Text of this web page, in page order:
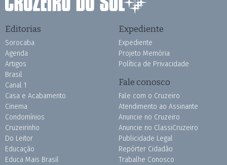
Editorias
Sorocaba
Agenda
Artigos
Brasil
Canal 1
Casa e Acabamento
Cinema
Condomínios
Cruzeirinho
Do Leitor
Educação
Educa Mais Brasil
Expediente
Expediente
Projeto Memória
Política de Privacidade
Fale conosco
Fale com o Cruzeiro
Atendimento ao Assinante
Anuncie no Cruzeiro
Anuncie no ClassiCruzeiro
Publicidade Legal
Repórter Cidadão
Trabalhe Conosco